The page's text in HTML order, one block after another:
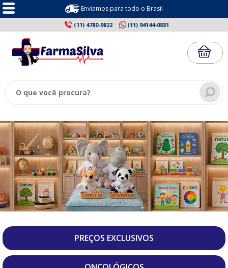
Enviamos para todo o Brasil
(11) 4780-9822 (11) 94144-0881
PREÇOS EXCLUSIVOS